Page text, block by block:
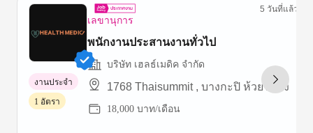
เลขานุการ
5 วันที่แล้ว
พนักงานประสานงานทั่วไป
บริษัท เฮลธ์เมดิค จํากัด
1768 Thaisummit , บางกะปิ ห้วยขวาง
18,000 บาท/เดือน
งานประจำ
1 อัตรา